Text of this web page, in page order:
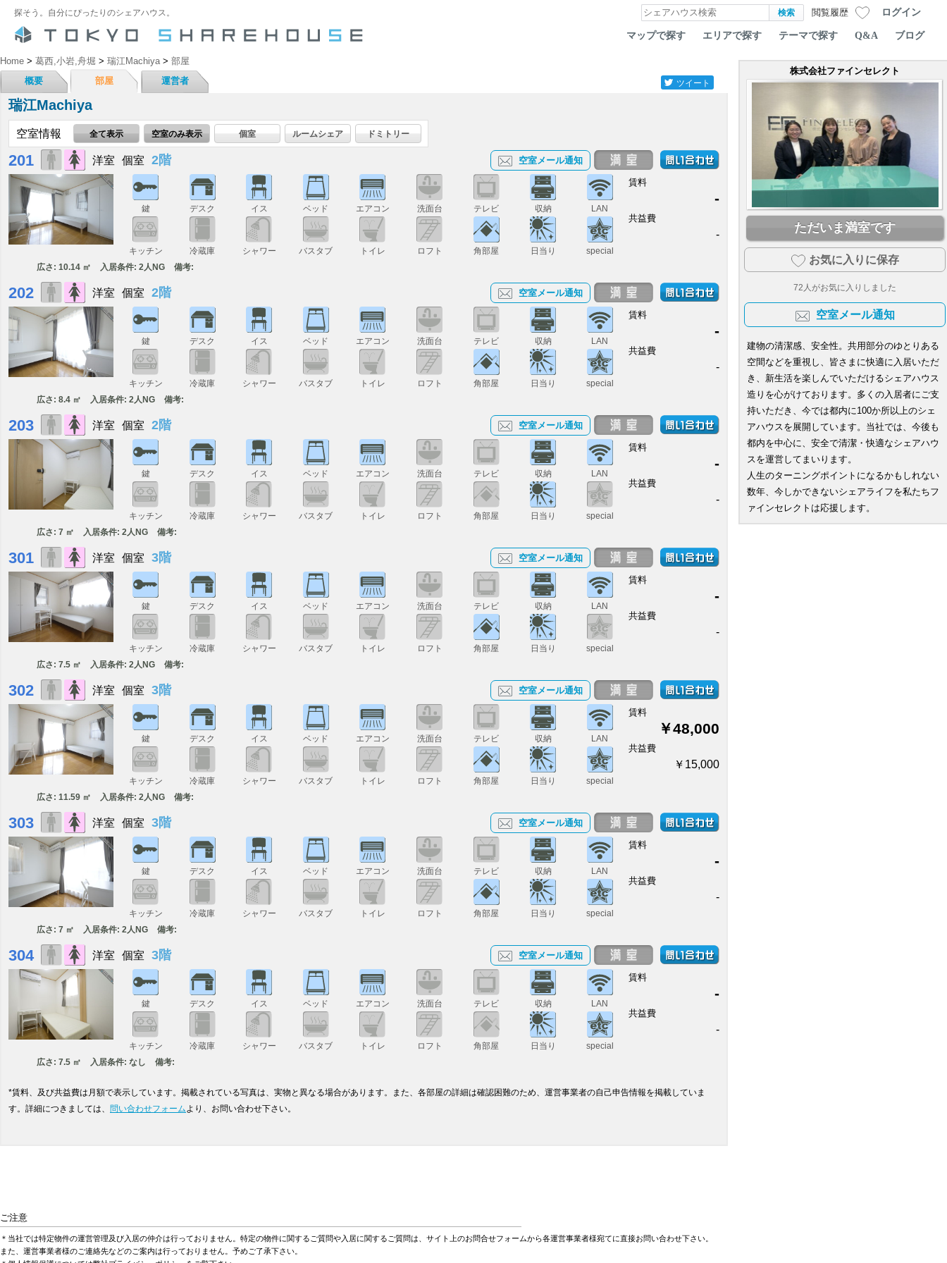
探そう。自分にぴったりのシェアハウス。 閲覧履歴 ログイン
マップで探す エリアで探す テーマで探す Q&A ブログ
Home > 葛西,小岩,舟堀 > 瑞江Machiya> 部屋
概要
部屋 運営者 ツイート
瑞江Machiya
空室情報 全て表示 空室のみ表示 個室 ルームシェア ドミトリー
201 洋室 個室 2階 空室メール通知
鍵 デスク イス ベッド エアコン 洗面台 テレビ 収納 LAN
キッチン 冷蔵庫 シャワー バスタブ トイレ ロフト 角部屋 日当り special
賃料
-
共益費
-
広さ: 10.14 ㎡ 入居条件: 2人NG 備考:
202 洋室 個室 2階 空室メール通知
鍵 デスク イス ベッド エアコン 洗面台 テレビ 収納 LAN
キッチン 冷蔵庫 シャワー バスタブ トイレ ロフト 角部屋 日当り special
賃料
-
共益費
-
広さ: 8.4 ㎡ 入居条件: 2人NG 備考:
203 洋室 個室 2階 空室メール通知
鍵 デスク イス ベッド エアコン 洗面台 テレビ 収納 LAN
キッチン 冷蔵庫 シャワー バスタブ トイレ ロフト 角部屋 日当り special
賃料
-
共益費
-
広さ: 7 ㎡ 入居条件: 2人NG 備考:
301 洋室 個室 3階 空室メール通知
鍵 デスク イス ベッド エアコン 洗面台 テレビ 収納 LAN
キッチン 冷蔵庫 シャワー バスタブ トイレ ロフト 角部屋 日当り special
賃料
-
共益費
-
広さ: 7.5 ㎡ 入居条件: 2人NG 備考:
302 洋室 個室 3階 空室メール通知
鍵 デスク イス ベッド エアコン 洗面台 テレビ 収納 LAN
キッチン 冷蔵庫 シャワー バスタブ トイレ ロフト 角部屋 日当り special
賃料
￥48,000
共益費
￥15,000
広さ: 11.59 ㎡ 入居条件: 2人NG 備考:
303 洋室 個室 3階 空室メール通知
鍵 デスク イス ベッド エアコン 洗面台 テレビ 収納 LAN
キッチン 冷蔵庫 シャワー バスタブ トイレ ロフト 角部屋 日当り special
賃料
-
共益費
-
広さ: 7 ㎡ 入居条件: 2人NG 備考:
304 洋室 個室 3階 空室メール通知
鍵 デスク イス ベッド エアコン 洗面台 テレビ 収納 LAN
キッチン 冷蔵庫 シャワー バスタブ トイレ ロフト 角部屋 日当り special
賃料
-
共益費
-
広さ: 7.5 ㎡ 入居条件: なし 備考:
*賃料、及び共益費は月額で表示しています。掲載されている写真は、実物と異なる場合があります。また、各部屋の詳細は確認困難のため、運営事業者の自己申告情報を掲載していま
す。詳細につきましては、 問い合わせフォーム より、お問い合わせ下さい。
株式会社ファインセレクト
ただいま満室です
お気に入りに保存
72 人がお気に入りしました
空室メール通知
建物の清潔感、安全性。共用部分のゆとりある
空間などを重視し、皆さまに快適に入居いただ
き、新生活を楽しんでいただけるシェアハウス
造りを心がけております。多くの入居者にご支
持いただき、今では都内に100か所以上のシェ
アハウスを展開しています。当社では、今後も
都内を中心に、安全で清潔・快適なシェアハウ
スを運営してまいります。
人生のターニングポイントになるかもしれない
数年、今しかできないシェアライフを私たちフ
ァインセレクトは応援します。
ご注意
＊当社では特定物件の運営管理及び入居の仲介は行っておりません。特定の物件に関するご質問や入居に関するご質問は、サイト上のお問合せフォームから各運営事業者様宛てに直接お問い合わせ下さい。
また、運営事業者様のご連絡先などのご案内は行っておりません。予めご了承下さい。